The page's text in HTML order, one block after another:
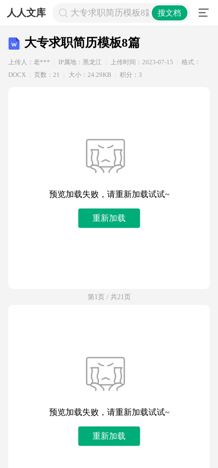
人人文库 大专求职简历模板8篇 搜文档
大专求职简历模板8篇
上传人：老*** IP属地：黑龙江 上传时间：2023-07-15
格式：
DOCX
页数：21 大小：24.29KB 积分：3
预览加载失败，请重新加载试试~
重新加载
第1页 / 共21页
预览加载失败，请重新加载试试~
重新加载